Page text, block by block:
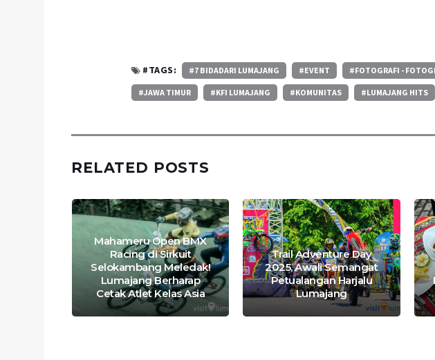
#TAGS: #7 BIDADARI LUMAJANG #EVENT #FOTOGRAFI -
#JAWA TIMUR #KFI LUMAJANG #KOMUNITAS #LUMAJANG HITS
RELATED POSTS
Mahameru Open BMX
Racing di Sirkuit
Selokambang Meledak!
Lumajang Berharap
Cetak Atlet Kelas Asia
Trail Adventure Day
2025, Awali Semangat
Petualangan Harjalu
Lumajang